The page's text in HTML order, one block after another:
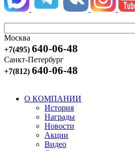
Москва
+7(495) 640-06-48
Санкт-Петербург
+7(812) 640-06-48
О КОМПАНИИ
История
Награды
Новости
Акции
Видео